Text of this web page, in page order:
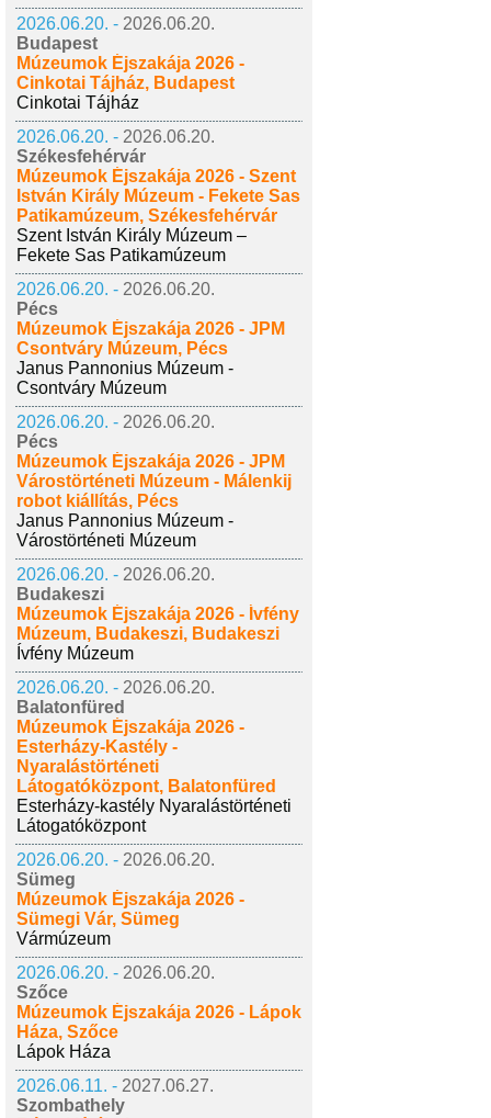
2026.06.20. - 2026.06.20.
Budapest
Múzeumok Éjszakája 2026 -
Cinkotai Tájház, Budapest
Cinkotai Tájház
2026.06.20. - 2026.06.20.
Székesfehérvár
Múzeumok Éjszakája 2026 - Szent
István Király Múzeum - Fekete Sas
Patikamúzeum, Székesfehérvár
Szent István Király Múzeum –
Fekete Sas Patikamúzeum
2026.06.20. - 2026.06.20.
Pécs
Múzeumok Éjszakája 2026 - JPM
Csontváry Múzeum, Pécs
Janus Pannonius Múzeum -
Csontváry Múzeum
2026.06.20. - 2026.06.20.
Pécs
Múzeumok Éjszakája 2026 - JPM
Várostörténeti Múzeum - Málenkij
robot kiállítás, Pécs
Janus Pannonius Múzeum -
Várostörténeti Múzeum
2026.06.20. - 2026.06.20.
Budakeszi
Múzeumok Éjszakája 2026 - Ívfény
Múzeum, Budakeszi, Budakeszi
Ívfény Múzeum
2026.06.20. - 2026.06.20.
Balatonfüred
Múzeumok Éjszakája 2026 -
Esterházy-Kastély -
Nyaralástörténeti
Látogatóközpont, Balatonfüred
Esterházy-kastély Nyaralástörténeti
Látogatóközpont
2026.06.20. - 2026.06.20.
Sümeg
Múzeumok Éjszakája 2026 -
Sümegi Vár, Sümeg
Vármúzeum
2026.06.20. - 2026.06.20.
Szőce
Múzeumok Éjszakája 2026 - Lápok
Háza, Szőce
Lápok Háza
2026.06.11. - 2027.06.27.
Szombathely